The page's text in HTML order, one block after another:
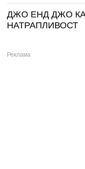
ДЖО ЕНД ДЖО
НАТРАПЛИВОСТ